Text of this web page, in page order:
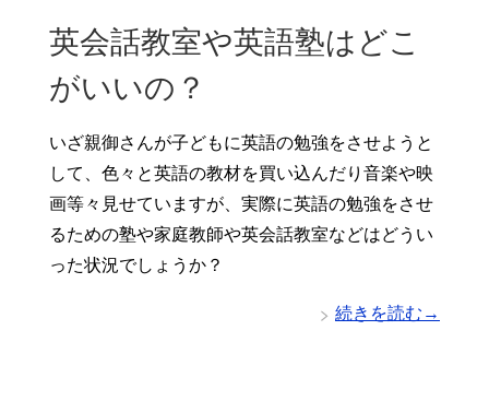
英会話教室や英語塾はどこ
がいいの？
いざ親御さんが子どもに英語の勉強をさせようと
して、色々と英語の教材を買い込んだり音楽や映
画等々見せていますが、実際に英語の勉強をさせ
るための塾や家庭教師や英会話教室などはどうい
った状況でしょうか？
続きを読む→